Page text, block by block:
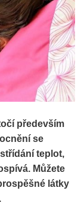
především
se
teplot,
Můžete
látky